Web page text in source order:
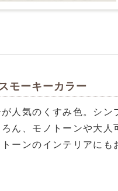
モーキーカラー
人気のくすみ色。シン
ん、モノトーンや大人
ーンのインテリアにも